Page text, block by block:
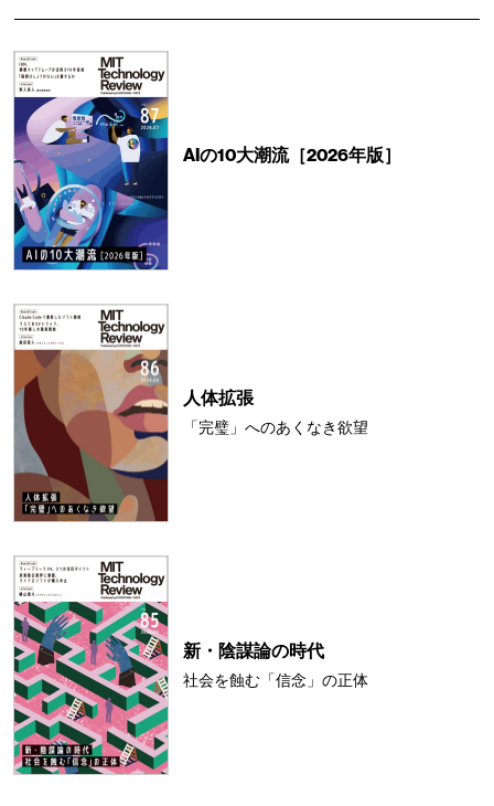
AIの10大潮流［2026年版］
人体拡張
「完璧」へのあくなき欲望
新・陰謀論の時代
社会を蝕む「信念」の正体